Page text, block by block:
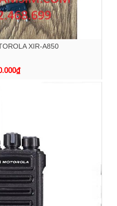
XIR-A850
₫